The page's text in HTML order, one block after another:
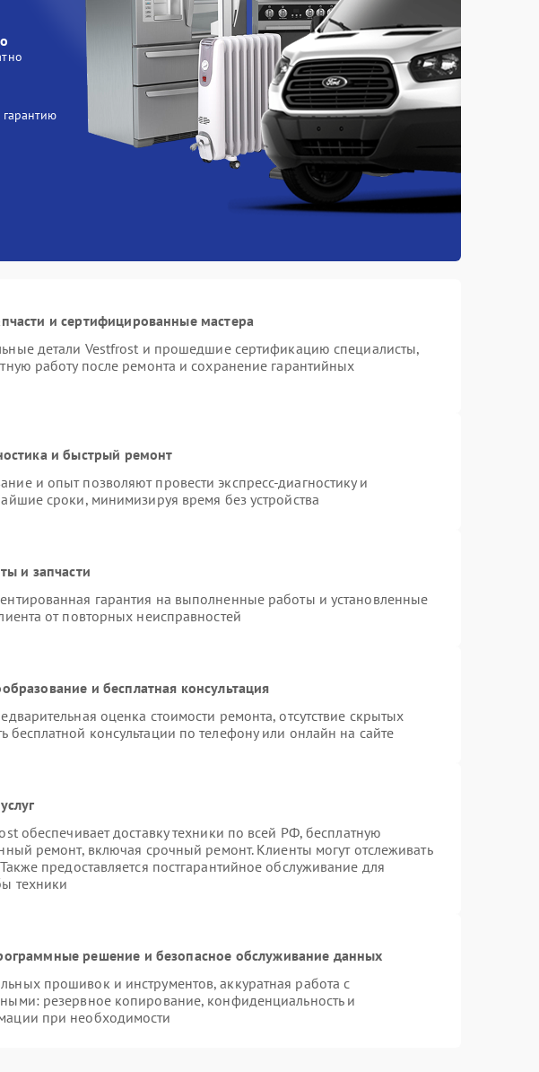
и сертифицированные мастера
детали Vestfrost и прошедшие сертификацию специалисты,
работу после ремонта и сохранение гарантийных
и быстрый ремонт
и опыт позволяют провести экспресс-диагностику и
сроки, минимизируя время без устройства
и запчасти
гарантия на выполненные работы и установленные
от повторных неисправностей
и бесплатная консультация
оценка стоимости ремонта, отсутствие скрытых
бесплатной консультации по телефону или онлайн на сайте
обеспечивает доставку техники по всей РФ, бесплатную
ремонт, включая срочный ремонт. Клиенты могут отслеживать
предоставляется постгарантийное обслуживание для
техники
решение и безопасное обслуживание данных
прошивок и инструментов, аккуратная работа с
резервное копирование, конфиденциальность и
при необходимости